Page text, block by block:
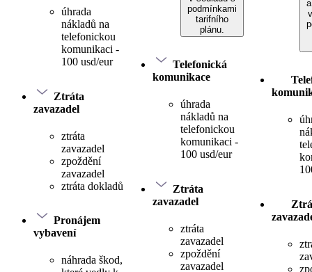
úhrada
nákladů na
telefonickou
komunikaci -
100 usd/eur
Ztráta
zavazadel
ztráta
zavazadel
zpoždění
zavazadel
ztráta dokladů
Pronájem
vybavení
náhrada škod,
podmínkami
tarifního
plánu.
Telefonická
komunikace
úhrada
nákladů na
telefonickou
komunikaci -
100 usd/eur
Ztráta
zavazadel
ztráta
zavazadel
zpoždění
zavazadel